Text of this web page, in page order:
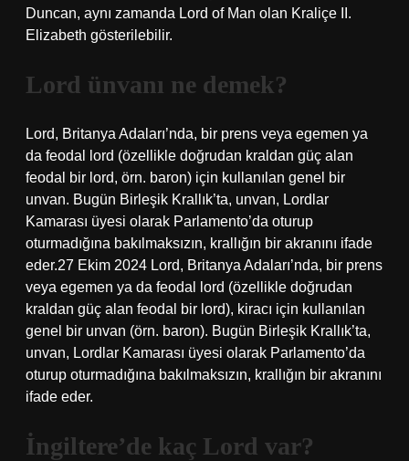
Duncan, aynı zamanda Lord of Man olan Kraliçe II.
Elizabeth gösterilebilir.
Lord ünvanı ne demek?
Lord, Britanya Adaları’nda, bir prens veya egemen ya
da feodal lord (özellikle doğrudan kraldan güç alan
feodal bir lord, örn. baron) için kullanılan genel bir
unvan. Bugün Birleşik Krallık’ta, unvan, Lordlar
Kamarası üyesi olarak Parlamento’da oturup
oturmadığına bakılmaksızın, krallığın bir akranını ifade
eder.27 Ekim 2024 Lord, Britanya Adaları’nda, bir prens
veya egemen ya da feodal lord (özellikle doğrudan
kraldan güç alan feodal bir lord), kiracı için kullanılan
genel bir unvan (örn. baron). Bugün Birleşik Krallık’ta,
unvan, Lordlar Kamarası üyesi olarak Parlamento’da
oturup oturmadığına bakılmaksızın, krallığın bir akranını
ifade eder.
İngiltere’de kaç Lord var?